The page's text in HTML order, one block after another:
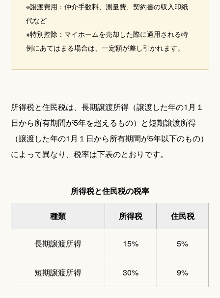
※譲渡費用：仲介手数料、測量費、契約書の収入印紙
代など
※特別控除：マイホームを売却した際に適用される特
例にあてはまる場合は、一定額が差し引かれます。
所得税と住民税は、長期譲渡所得（譲渡した年の1月１
日から所有期間が5年を超えるもの）と短期譲渡所得
（譲渡した年の1月１日から所有期間が5年以下のもの）
によって異なり、税率は下表のとおりです。
所得税と住民税の税率
種類 所得税 住民税
長期譲渡所得 15% 5%
短期譲渡所得 30% 9%